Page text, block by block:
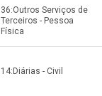
36:Outros Serviços de
Terceiros - Pessoa
Física
14:Diárias - Civil